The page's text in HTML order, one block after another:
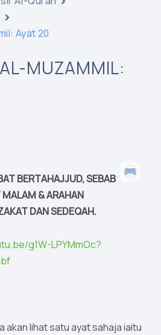
Ayat 20
MUZAMMIL:
BERTAHAJJUD, SEBAB
& ARAHAN
DAN SEDEQAH.
g1W-LPYMmOc?
akan lihat satu ayat sahaja iaitu